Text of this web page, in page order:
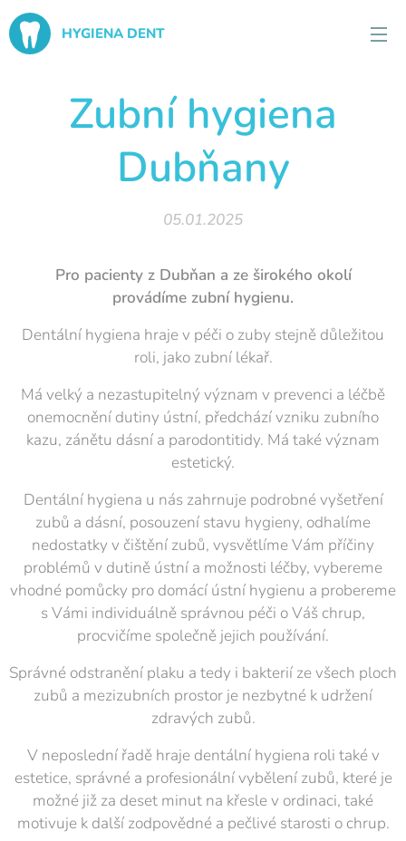
HYGIENA DENT
Zubní hygiena
Dubňany
05.01.2025
Pro pacienty z Dubňan a ze širokého okolí
provádíme zubní hygienu.
Dentální hygiena hraje v péči o zuby stejně důležitou
roli, jako zubní lékař.
Má velký a nezastupitelný význam v prevenci a léčbě
onemocnění dutiny ústní, předchází vzniku zubního
kazu, zánětu dásní a parodontitidy. Má také význam
estetický.
Dentální hygiena u nás zahrnuje podrobné vyšetření
zubů a dásní, posouzení stavu hygieny, odhalíme
nedostatky v čištění zubů, vysvětlíme Vám příčiny
problémů v dutině ústní a možnosti léčby, vybereme
vhodné pomůcky pro domácí ústní hygienu a probereme
s Vámi individuálně správnou péči o Váš chrup,
procvičíme společně jejich používání.
Správné odstranění plaku a tedy i bakterií ze všech ploch
zubů a mezizubních prostor je nezbytné k udržení
zdravých zubů.
V neposlední řadě hraje dentální hygiena roli také v
estetice, správné a profesionální vybělení zubů, které je
možné již za deset minut na křesle v ordinaci, také
motivuje k další zodpovědné a pečlivé starosti o chrup.